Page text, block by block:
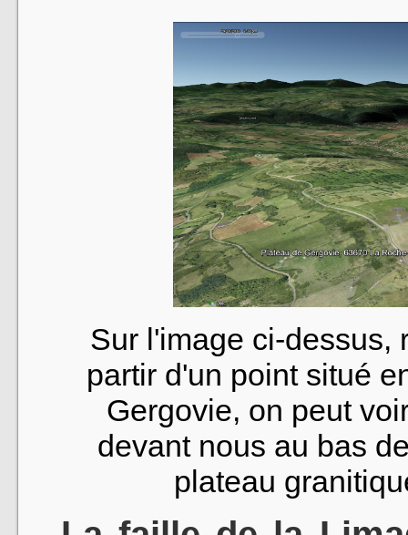
Sur l'image ci-dessus,
partir d'un point situé
Gergovie, on peut
devant nous au bas
plateau